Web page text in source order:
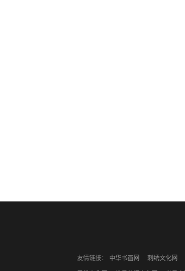
友情链接： 中华书画网 刺绣文化网